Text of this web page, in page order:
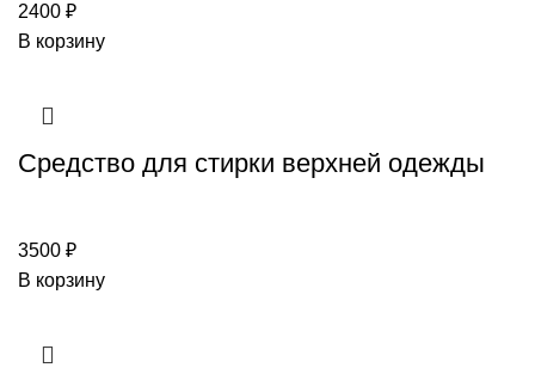
2400 ₽
В корзину
Средство для стирки верхней одежды
3500 ₽
В корзину